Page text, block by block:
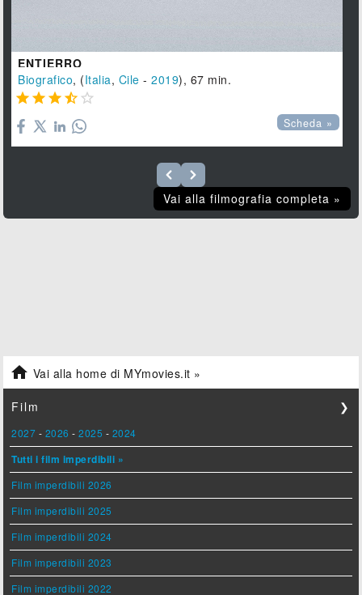
ENTIERRO
Biografico, (Italia, Cile -2019), 67 min.
    
Scheda »
Vai alla filmografia completa »
 Vai alla home di MYmovies.it »
Film ❯
2027 - 2026 -2025 - 2024
Tutti i film imperdibili »
Film imperdibili 2026
Film imperdibili 2025
Film imperdibili 2024
Film imperdibili 2023
Film imperdibili 2022